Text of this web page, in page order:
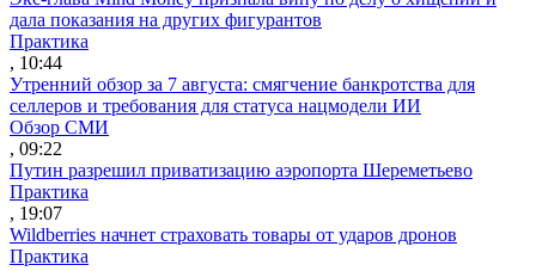
дала показания на других фигурантов
Практика
, 10:44
Утренний обзор за 7 августа: смягчение банкротства для
селлеров и требования для статуса нацмодели ИИ
Обзор СМИ
, 09:22
Путин разрешил приватизацию аэропорта Шереметьево
Практика
, 19:07
Wildberries начнет страховать товары от ударов дронов
Практика